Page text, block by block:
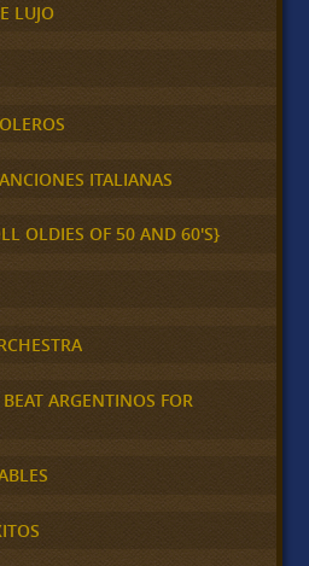
LUJO
ITALIANAS
OLDIES OF 50 AND 60'S}
ARGENTINOS FOR